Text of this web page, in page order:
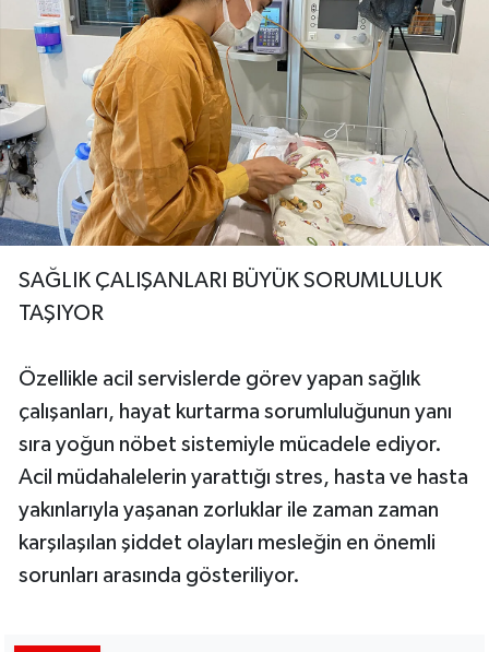
SAĞLIK ÇALIŞANLARI BÜYÜK SORUMLULUK
TAŞIYOR
Özellikle acil servislerde görev yapan sağlık
çalışanları, hayat kurtarma sorumluluğunun yanı
sıra yoğun nöbet sistemiyle mücadele ediyor.
Acil müdahalelerin yarattığı stres, hasta ve hasta
yakınlarıyla yaşanan zorluklar ile zaman zaman
karşılaşılan şiddet olayları mesleğin en önemli
sorunları arasında gösteriliyor.